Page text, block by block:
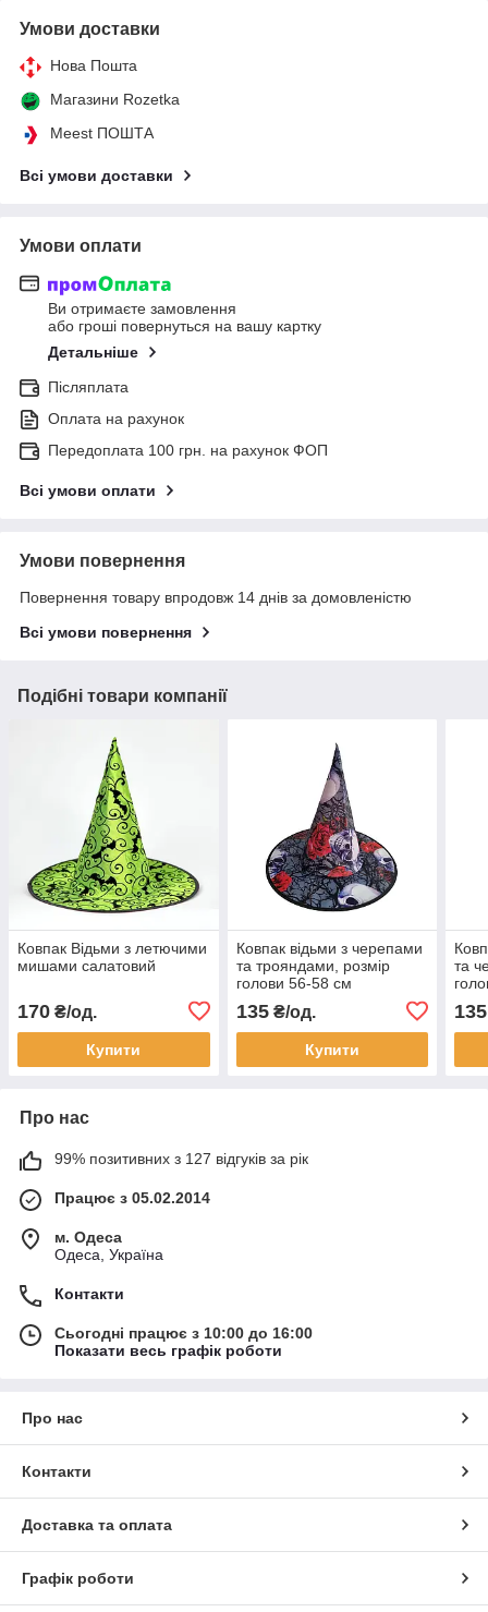
Умови доставки
Нова Пошта
Магазини Rozetka
Meest ПОШТА
Всі умови доставки
Умови оплати
Ви отримаєте замовлення
або гроші повернуться на вашу картку
Детальніше
Післяплата
Оплата на рахунок
Передоплата 100 грн. на рахунок ФОП
Всі умови оплати
Умови повернення
Повернення товару впродовж 14 днів за домовленістю
Всі умови повернення
Подібні товари компанії
Ковпак Відьми з летючими
мишами салатовий
170 ₴/од.
Купити
Ковпак відьми з черепами
та трояндами, розмір
голови 56-58 см
135₴/од.
Купити
та
135
Про нас
99% позитивних з 127 відгуків за рік
Працює з 05.02.2014
м. Одеса
Одеса, Україна
Контакти
Сьогодні працює з 10:00 до 16:00
Показати весь графік роботи
Про нас
Контакти
Доставка та оплата
Графік роботи